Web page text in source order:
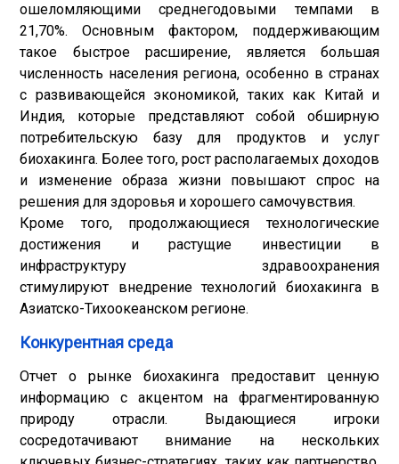
ошеломляющими среднегодовыми темпами в
21,70%. Основным фактором, поддерживающим
такое быстрое расширение, является большая
численность населения региона, особенно в странах
с развивающейся экономикой, таких как Китай и
Индия, которые представляют собой обширную
потребительскую базу для продуктов и услуг
биохакинга. Более того, рост располагаемых доходов
и изменение образа жизни повышают спрос на
решения для здоровья и хорошего самочувствия.
Кроме того, продолжающиеся технологические
достижения и растущие инвестиции в
инфраструктуру здравоохранения
стимулируют внедрение технологий биохакинга в
Азиатско-Тихоокеанском регионе.
Конкурентная среда
Отчет о рынке биохакинга предоставит ценную
информацию с акцентом на фрагментированную
природу отрасли. Выдающиеся игроки
сосредотачивают внимание на нескольких